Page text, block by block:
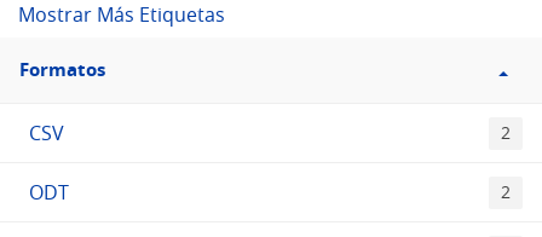
Mostrar Más Etiquetas
Filtro
Formatos
Formatos
CSV 2
ODT 2